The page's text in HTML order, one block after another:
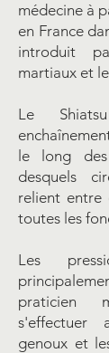
médecine à
en France
introduit
martiaux et
Le
le long
desquels
relient entre
toutes les
Les
praticien
s'effectuer
genoux et